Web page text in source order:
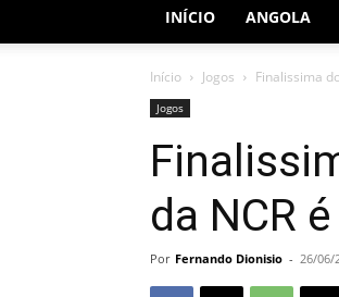
INÍCIO ANGOLA
Início Jogos Finalissima
Jogos
da NCR
Por Fernando Dionisio - 26/06/